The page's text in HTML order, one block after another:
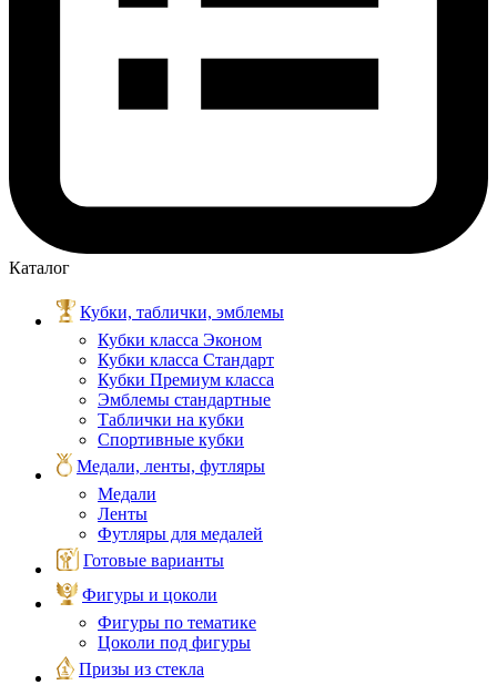
Каталог
Кубки, таблички, эмблемы
Кубки класса Эконом
Кубки класса Стандарт
Кубки Премиум класса
Эмблемы стандартные
Таблички на кубки
Спортивные кубки
Медали, ленты, футляры
Медали
Ленты
Футляры для медалей
Готовые варианты
Фигуры и цоколи
Фигуры по тематике
Цоколи под фигуры
Призы из стекла